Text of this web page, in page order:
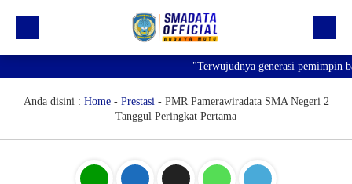
Profil
"Terwujudnya generasi pemimpin
Anda disini : Home- Prestasi- PMR Pamerawiradata SMA Negeri 2
Tanggul Peringkat Pertama